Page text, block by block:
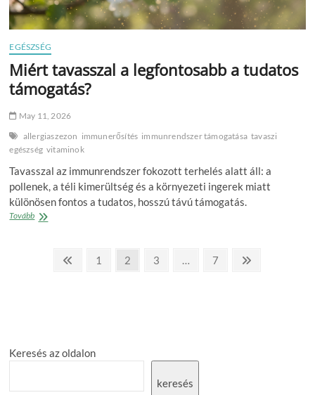
EGÉSZSÉG
Miért tavasszal a legfontosabb a tudatos
támogatás?
May 11, 2026
allergiaszezon immunerősítés immunrendszer támogatása tavaszi
egészség vitaminok
Tavasszal az immunrendszer fokozott terhelés alatt áll: a
pollenek, a téli kimerültség és a környezeti ingerek miatt
különösen fontos a tudatos, hosszú távú támogatás.
TovábbMiért
Previous
Page
1 Page
2 Page
3 … Page
7
Keresés az oldalon
keresés